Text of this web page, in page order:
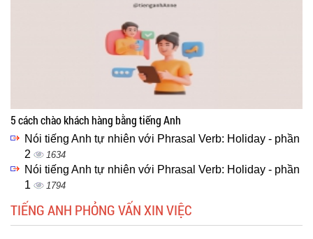
5 cách chào khách hàng bằng tiếng Anh
Nói tiếng Anh tự nhiên với Phrasal Verb: Holiday - phần
2
1634
Nói tiếng Anh tự nhiên với Phrasal Verb: Holiday - phần
1
1794
TIẾNG ANH PHỎNG VẤN XIN VIỆC